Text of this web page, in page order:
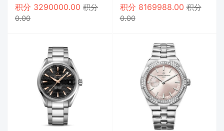
积分 3290000.00 积分
0.00
积分 8169988.00积分
0.00